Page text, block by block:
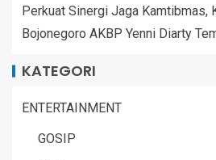
Perkuat Sinergi Jaga Kamtibmas,
Bojonegoro AKBP Yenni Diarty
KATEGORI
ENTERTAINMENT
GOSIP